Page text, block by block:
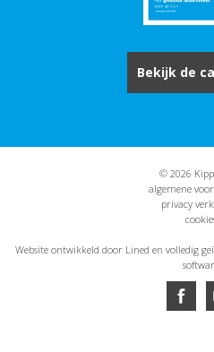
Bekijk de
© 2026
algemene
privacy
Website ontwikkeld door Lined en volledig